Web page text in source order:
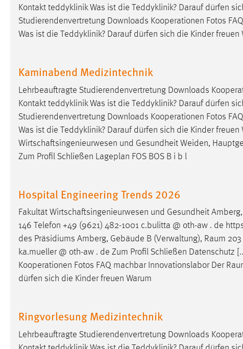
Kontakt teddyklinik Was ist die Teddyklinik? Darauf dürfen
Studierendenvertretung Downloads Kooperationen Fotos
Was ist die Teddyklinik? Darauf dürfen sich die Kinder freuen
Kaminabend Medizintechnik
Lehrbeauftragte Studierendenvertretung Downloads
Kontakt teddyklinik Was ist die Teddyklinik? Darauf dürfen
Studierendenvertretung Downloads Kooperationen Fotos
Was ist die Teddyklinik? Darauf dürfen sich die Kinder
Wirtschaftsingenieurwesen und Gesundheit Weiden,
Zum Profil Schließen Lageplan FOS BOS B i b l
Hospital Engineering Trends 2026
Fakultät Wirtschaftsingenieurwesen und Gesundheit
146 Telefon +49 (9621) 482-1001 c.bulitta @ oth-aw . de
des Präsidiums Amberg, Gebäude B (Verwaltung), Raum
ka.mueller @ oth-aw . de Zum Profil Schließen Datenschutz
Kooperationen Fotos FAQ machbar Innovationslabor Der
dürfen sich die Kinder freuen Warum
Ringvorlesung Medizintechnik
Lehrbeauftragte Studierendenvertretung Downloads
Sprachpräferenz
Sprache der Website.
Cookie Laufzeit: 30 Tage
Chat
Name:
MibewSessionID, MIBEW_UserID,
mibew_locale, mibew-chat-frame-style-
nutzen zu können.
Cookie Laufzeit: MibewSessionID, mibew-chat-frame-
style-5e9dbeb1811c0446 =
Sitzungslaufzeit, mibew_locale = 3
Jahre, MIBEW_UserID = 1 Jahr
Login
Zweck:
Dieser Cookie ist notwendig um sich an
der Website einloggen zu können.